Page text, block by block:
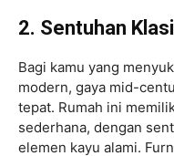
2. Sentuhan
Bagi kamu yang
modern, gaya mid-
tepat. Rumah ini
sederhana, dengan
elemen kayu alami.